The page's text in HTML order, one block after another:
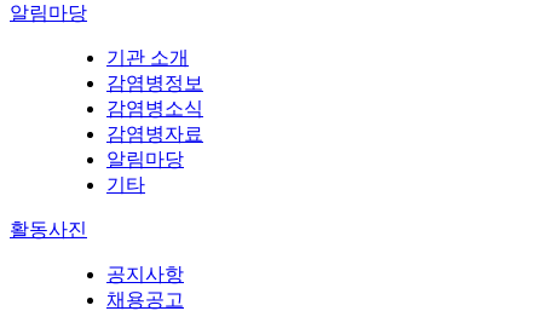
알림마당
기관 소개
감염병정보
감염병소식
감염병자료
알림마당
기타
활동사진
공지사항
채용공고